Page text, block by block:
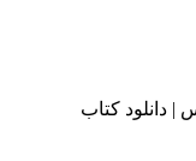
| دانلود کتاب